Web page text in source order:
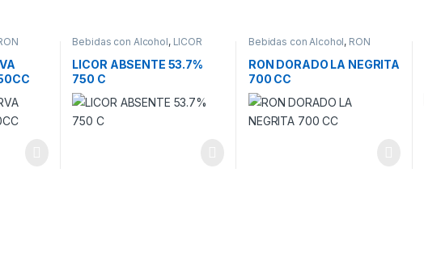
Bebidas con Alcohol, LICOR
LICOR ABSENTE 53.7%
750 C
Bebidas con Alcohol, RON
RON DORADO LA NEGRITA
700 CC